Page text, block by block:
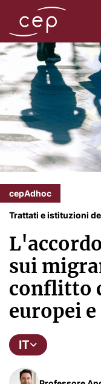
cepAdhoc
Trattati e istituzioni
sui
conflitto
europei
IT